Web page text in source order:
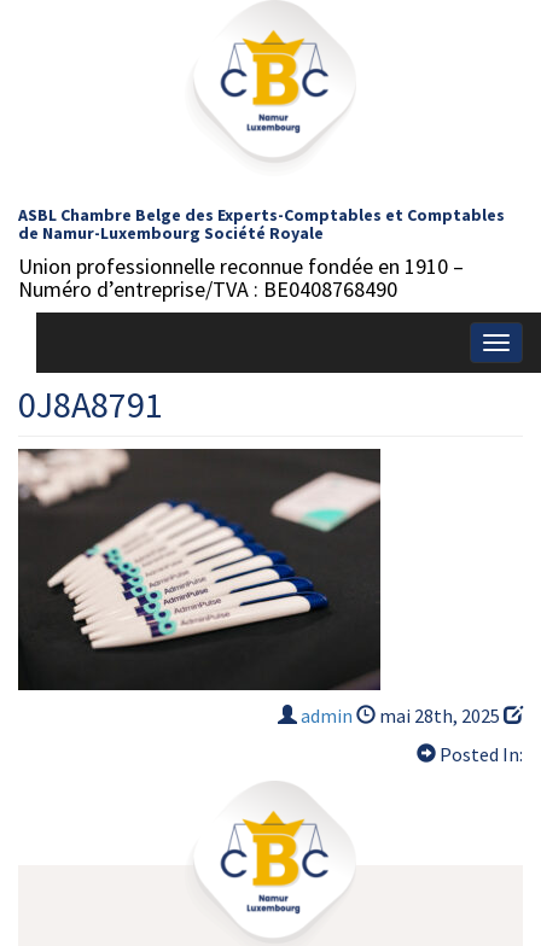
ASBL Chambre Belge des Experts-Comptables et Comptables
de Namur-Luxembourg Société Royale
Union professionnelle reconnue fondée en 1910 –
Numéro d’entreprise/TVA : BE0408768490
0J8A8791
admin
mai 28th, 2025
Posted In: